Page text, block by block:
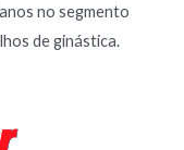
no segmento
de ginástica.